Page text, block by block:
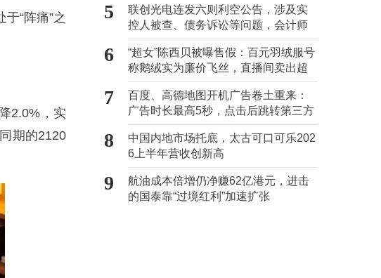
“阵痛”之
2.0%，实
期的2120
5
联创光电连发六则利空公告，涉及实
控人被查、债务诉讼等问题，会计师
事务所曾出具“保留意见”
6
“超女”陈西贝被曝售假：百元羽绒服号
称鹅绒实为廉价飞丝，直播间卖出超
百万元
7
百度、高德地图开机广告卷土重来：
广告时长最高5秒，点击后跳转第三方
8
中国内地市场托底，太古可口可乐202
6上半年营收创新高
9
航油成本倍增仍净赚62亿港元，进击
的国泰靠“过境红利”加速扩张